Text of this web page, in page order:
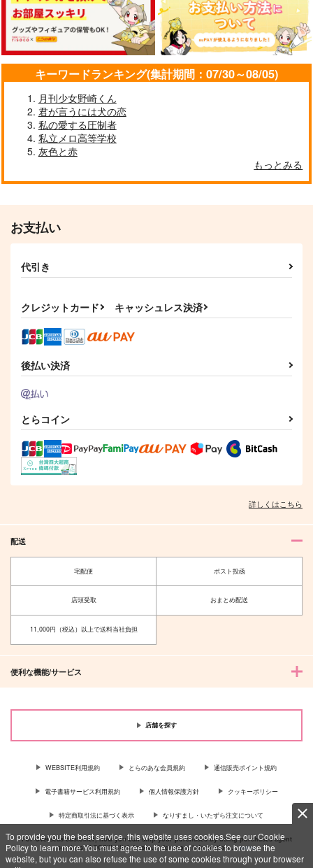
To provide you the best service, this website uses cookies.See our Cookie
Policy to learn more.You must agree to the use of cookies to browse the
website, but you can also refuse the use of some cookies through your browser
キーワードランキング(集計期間：07/30～08/05)
月刊少女野崎くん
君が言うには犬の恋
私の愛する圧制者
私立メロ高等学校
灰色と赤
もっとみる
お支払い
代引き
クレジットカード キャッシュレス決済
後払い決済
とらコイン
詳しくはこちら
配送
宅配便 ポスト投函
店頭受取 おまとめ配送
11,000円（税込）以上で送料当社負担
便利な機能/サービス
店舗を探す
WEBSITE利用規約 とらのあな会員規約 通信販売ポイント規約
電子書籍サービス利用規約 個人情報保護方針 クッキーポリシー
特定商取引法に基づく表示 なりすまし・いたずら注文について
For Overseas customer, now you can ship your purchases by using purchases agent
services “AOCS”! Click {more…} for more information …more